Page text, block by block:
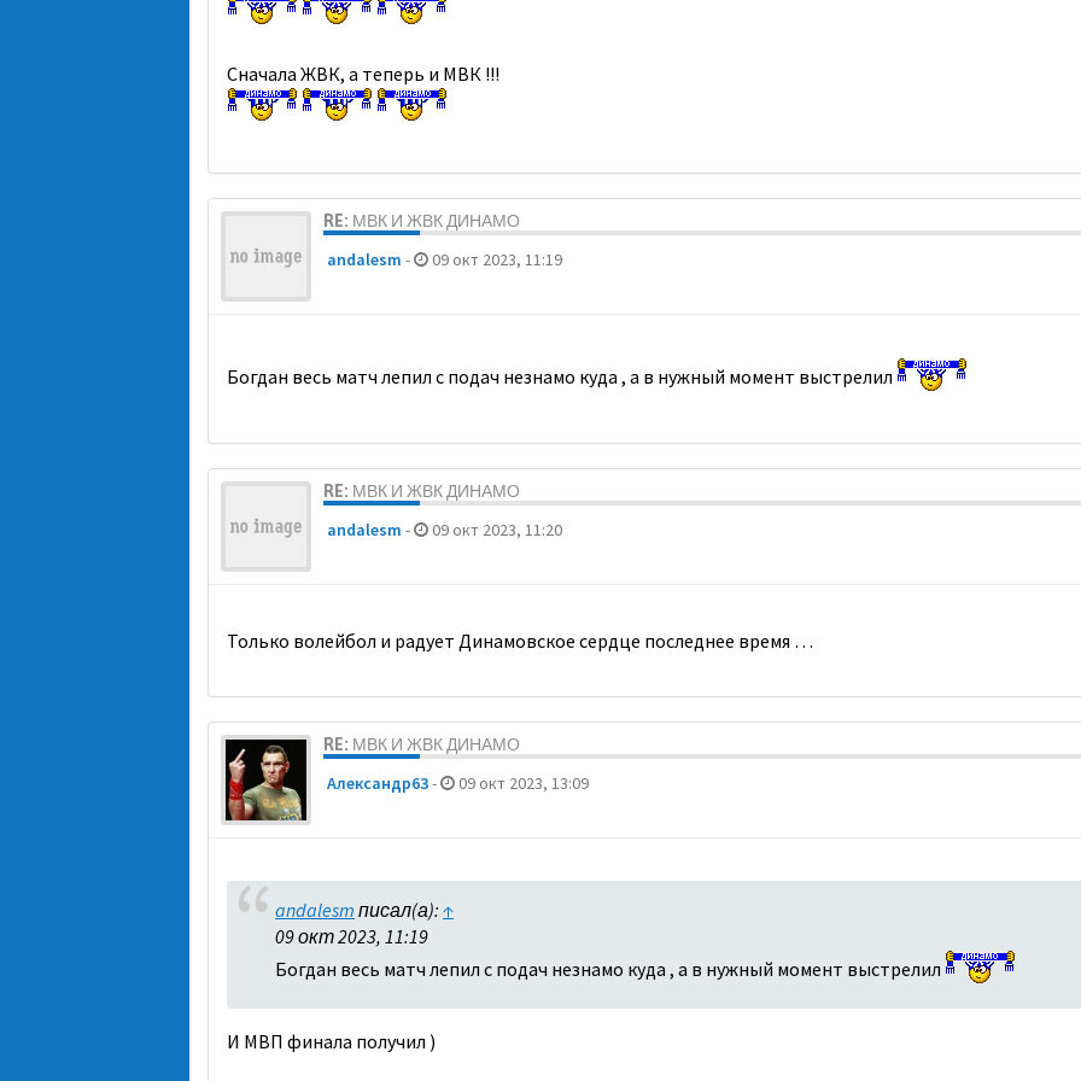
Сначала ЖВК, а теперь и МВК !!!
RE: МВК И ЖВК ДИНАМО
andalesm - 09 окт 2023, 11:19
Богдан весь матч лепил с подач незнамо куда , а в нужный момент выстрелил
RE: МВК И ЖВК ДИНАМО
andalesm - 09 окт 2023, 11:20
Только волейбол и радует Динамовское сердце последнее время …
RE: МВК И ЖВК ДИНАМО
Александр63- 09 окт 2023, 13:09
andalesm писал(а): ↑
09 окт 2023, 11:19
Богдан весь матч лепил с подач незнамо куда , а в нужный момент выстрелил
И МВП финала получил )